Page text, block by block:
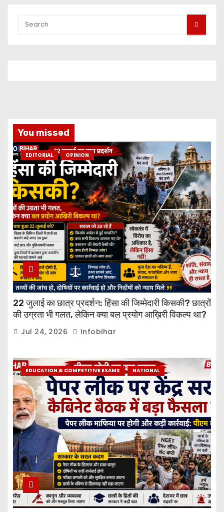
You missed
EDITORIAL OPINION
22 जुलाई का छात्र प्रदर्शन: हिंसा की जिम्मेदारी किसकी? छात्रों
की उग्रता भी गलत, लेकिन क्या बल प्रयोग आख़िरी विकल्प था?
Jul 24, 2026 Infobihar
EDUCATION & COMPETITIVE EXAMS NATIONAL